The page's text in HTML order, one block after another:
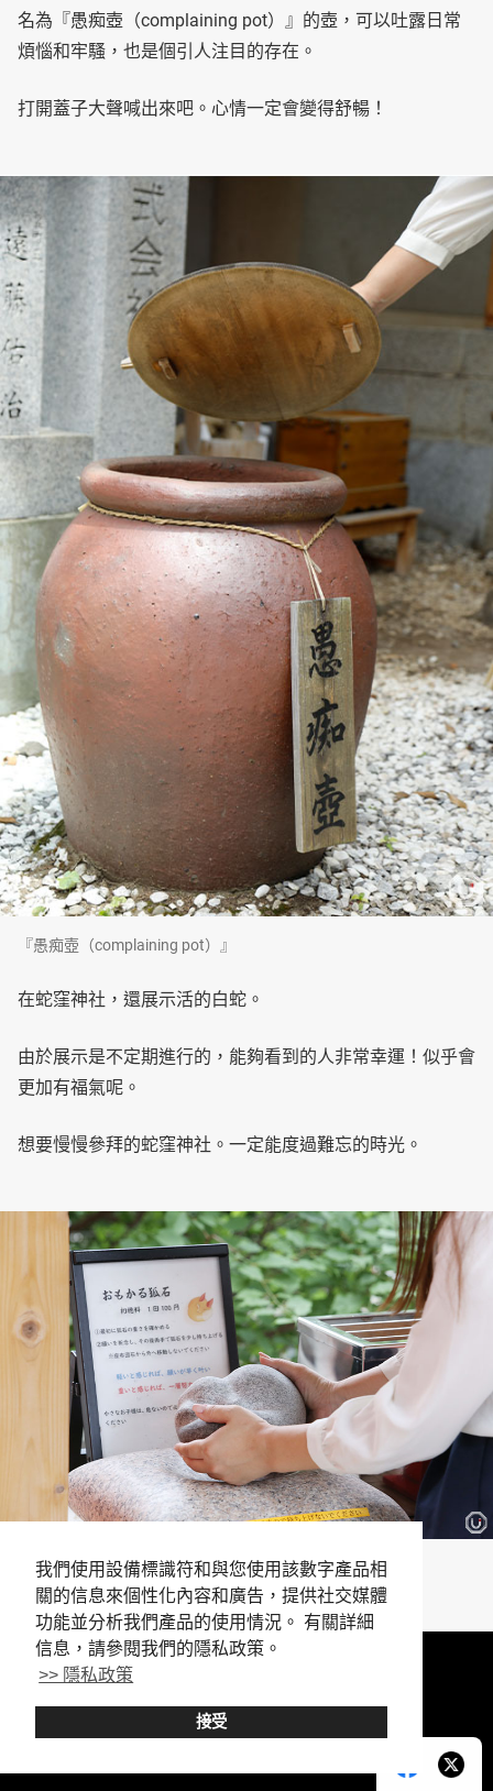
我們使用設備標識符和與您使用該數字產品相
關的信息來個性化內容和廣告，提供社交媒體
功能並分析我們產品的使用情況。 有關詳細
信息，請參閱我們的隱私政策。
>> 隱私政策
接受
名為『愚痴壺（complaining pot）』的壺，可以吐露日常
煩惱和牢騷，也是個引人注目的存在。
打開蓋子大聲喊出來吧。心情一定會變得舒暢！
『愚痴壺（complaining pot）』
在蛇窪神社，還展示活的白蛇。
由於展示是不定期進行的，能夠看到的人非常幸運！似乎會
更加有福氣呢。
想要慢慢參拜的蛇窪神社。一定能度過難忘的時光。
『輕重狐石（heavy-or-light stone）』 １次１００日元